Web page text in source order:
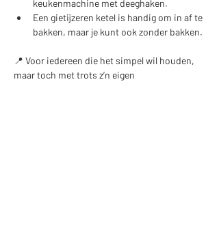
keukenmachine met deeghaken.
Een gietijzeren ketel is handig om in af te
bakken, maar je kunt ook zonder bakken.
📍 Voor iedereen die het simpel wil houden,
maar toch met trots z’n eigen